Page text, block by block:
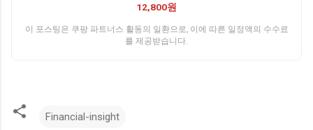
12,800원
이 포스팅은 쿠팡 파트너스 활동의 일환으로, 이에 따른 일정액의 수수료
를 제공받습니다.
Financial-insight